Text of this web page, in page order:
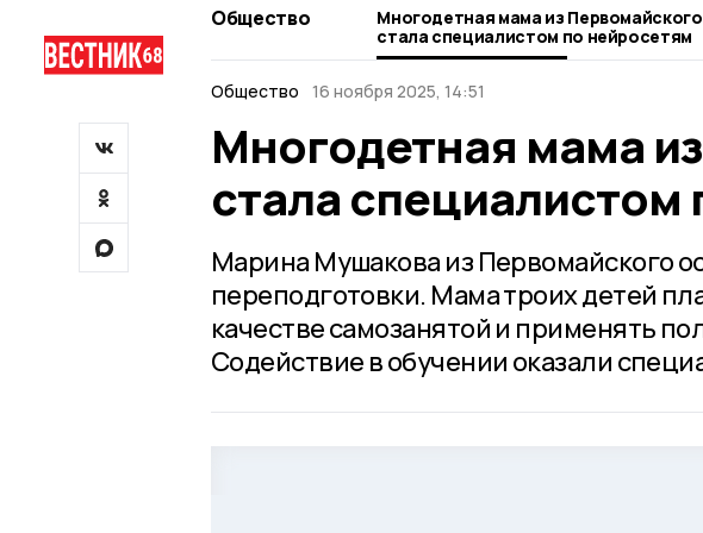
Общество
Многодетная мама из Первомайского
стала специалистом по нейросетям
Общество 16 ноября 2025, 14:51
Многодетная мама
стала специалистом
Марина Мушакова из Первомайского
переподготовки. Мама троих детей
качестве самозанятой и применять
Содействие в обучении оказали